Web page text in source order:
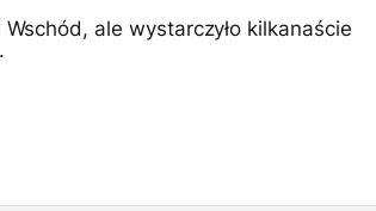
ale wystarczyło kilkanaście